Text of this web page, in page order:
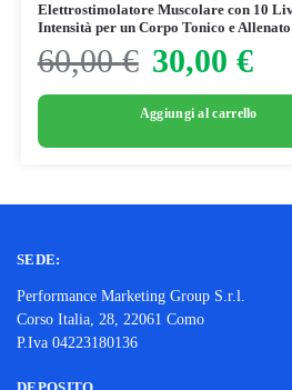
Elettrostimolatore Muscolare con 10
Intensità per un Corpo Tonico e Allenato
60,00€ 30,00 €
Aggiungi al carrello
SEDE:
Performance Marketing Group S.r.l.
Corso Italia, 28, 22061 Como
P.Iva 04223180136